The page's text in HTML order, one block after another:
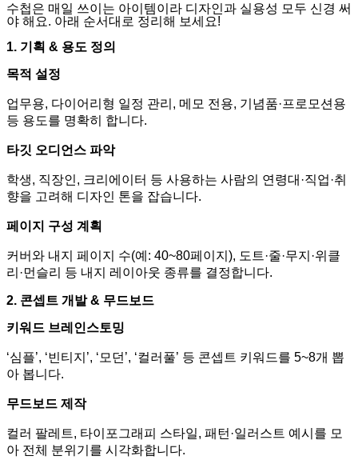
수첩은 매일 쓰이는 아이템이라 디자인과 실용성 모두 신경 써
야 해요. 아래 순서대로 정리해 보세요!
1. 기획 & 용도 정의
목적 설정
업무용, 다이어리형 일정 관리 , 메모 전용, 기념품·프로모션용
등 용도를 명확히 합니다.
타깃 오디언스 파악
학생, 직장인, 크리에이터 등 사용하는 사람의 연령대 ·직업·취
향을 고려해 디자인 톤을 잡습니다.
페이지 구성 계획
커버와 내지 페이지 수(예 : 40~80페이지 ), 도트·줄·무지 ·위클
리 ·먼슬리 등 내지 레이아웃 종류를 결정합니다.
2. 콘셉트 개발& 무드보드
키워드 브레인스토밍
‘심플’, ‘빈티지 ’, ‘ 모던 ’, ‘컬러풀’ 등 콘셉트 키워드를 5~8개 뽑
아 봅니다.
무드보드 제작
컬러 팔레트, 타이포그래피 스타일, 패턴 ·일러스트 예시를 모
아 전체 분위기를 시각화합니다.